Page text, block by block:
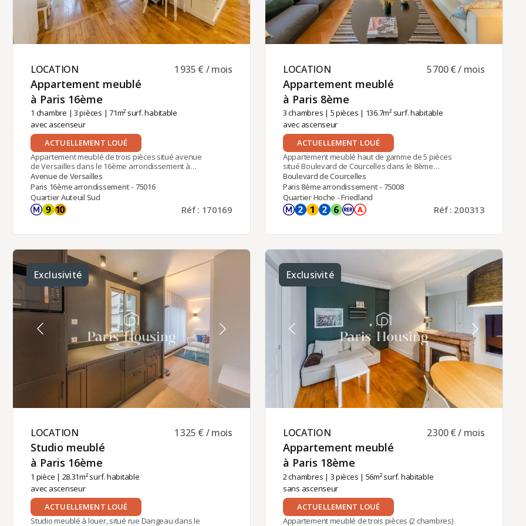
LOCATION ​
Appartement meublé
à Paris 16ème ​
1 chambre |3 pièces | 71m² surf. habitable
avec ascenseur
1 935 € / mois
ACTUELLEMENT LOUÉ
Appartement meublé de trois pièces situé avenue
de Versailles dans le 16ème arrondissement à
proximité des quais de Seine, du parc André
Citroën et de la station de métro Exelmans (ligne
9).Situé au 4ème étage avec ascenseur d'un
immeuble 1930 de standing, il comprend : une
entrée, un double séjour / salle à manger, une
une salle de bain, un wc séparé.Chauffage et eau
minimum, disponible pour résidence principale,
logement de fonction (bail société) ou résidence
secondaire (bail code civil).Loyer mensuel : 1935 €
charges comprises (245 €).Gestion locative
assurée par Paris‑Housing, garantissant un
accompagnement professionnel tout au long de
votre séjour.
Avenue de Versailles
Paris 16ème arrondissement - 75016
Quartier Auteuil Sud
Réf : 170169
LOCATION ​
Appartement meublé
à Paris 8ème ​
3 chambres | 5 pièces | 136.7m² surf. habitable
avec ascenseur
5 700 € / mois
ACTUELLEMENT LOUÉ
Appartement meublé haut de gamme de 5 pièces
situé Boulevard de Courcelles dans le 8ème
arrondissement, à proximité des stations de
métro Ternes (ligne 2) et Charles de Gaulle - Etoile
(lignes 1, 2, 6, et RER A). Situé au 5ème étage d'un
immeuble haussmannien avec ascenseur,
gardien et parking, cet appartement offre de
rangement.Il se compose d'un vestibule avec
avec balcon filant, d'une cuisine séparée
entièrement équipée (cave à vin, four vapeur...)
avec coin repas, de deux chambres doubles (dont
une avec lit 200x200 cm), d'une chambre simple,
d'une grande salle de bain avec baignoire et
douche, de deux salles d'eau supplémentaires,
d'un WC séparé et d'une buanderie. Chauffage et
eau chaude collectifs.Loyer : 5 700 € charges
comprises (690 €).Location disponible pour
résidence principale, logement de fonction (bail
société) ou résidence secondaire. La gestion
locative est assurée par Paris‑Housing pour un
accompagnement fiable.
Boulevard de Courcelles
Paris 8ème arrondissement - 75008
Quartier Hoche - Friedland
Réf : 200313
Exclusivité
LOCATION ​
Studio meublé
à Paris 16ème ​
1 pièce | 28.31m² surf. habitable
avec ascenseur
1 325 € / mois
ACTUELLEMENT LOUÉ
Studio meublé à louer, situé rue Dangeau dans le
Exclusivité
LOCATION ​
Appartement meublé
à Paris 18ème ​
2 chambres | 3 pièces | 56m² surf. habitable
sans ascenseur
2 300 € / mois
ACTUELLEMENT LOUÉ
Appartement meublé de trois pièces (2 chambres)